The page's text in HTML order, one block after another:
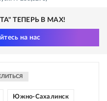
ТЕПЕРЬ В MAX!
на нас
Южно-Сахалинск